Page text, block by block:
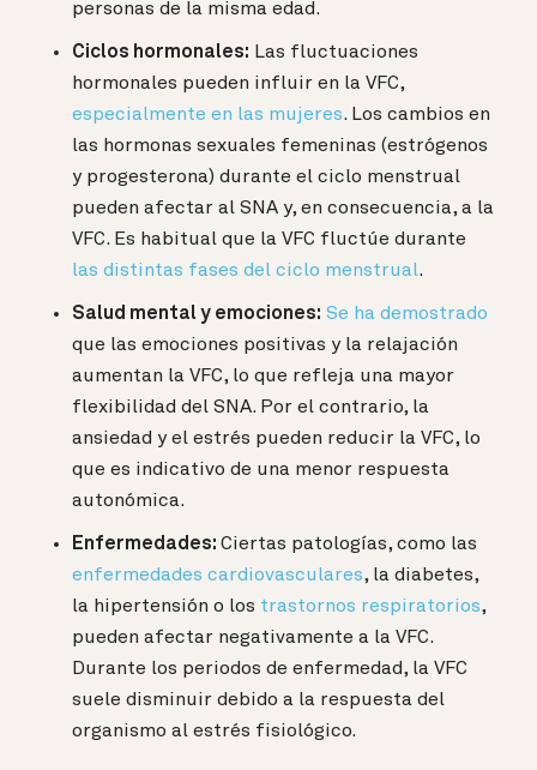
personas de la misma edad.
Ciclos hormonales: Las fluctuaciones
hormonales pueden influir en la VFC,
especialmente en las mujeres. Los cambios en
las hormonas sexuales femeninas (estrógenos
y progesterona) durante el ciclo menstrual
pueden afectar al SNA y, en consecuencia, a la
VFC. Es habitual que la VFC fluctúe durante
las distintas fases del ciclo menstrual.
Salud mental y emociones: Se ha demostrado
que las emociones positivas y la relajación
aumentan la VFC, lo que refleja una mayor
flexibilidad del SNA. Por el contrario, la
ansiedad y el estrés pueden reducir la VFC, lo
que es indicativo de una menor respuesta
autonómica.
Enfermedades: Ciertas patologías, como las
enfermedades cardiovasculares, la diabetes,
la hipertensión o los trastornos respiratorios,
pueden afectar negativamente a la VFC.
Durante los periodos de enfermedad, la VFC
suele disminuir debido a la respuesta del
organismo al estrés fisiológico.